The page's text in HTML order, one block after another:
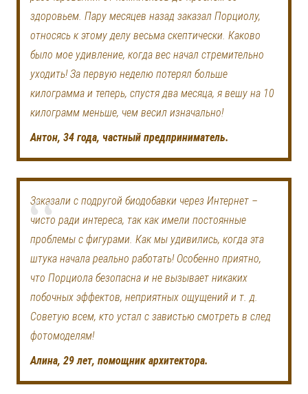
здоровьем. Пару месяцев назад заказал Порциолу,
относясь к этому делу весьма скептически. Каково
было мое удивление, когда вес начал стремительно
уходить! За первую неделю потерял больше
килограмма и теперь, спустя два месяца, я вешу на 10
килограмм меньше, чем весил изначально!
Антон, 34 года, частный предприниматель.
Заказали с подругой биодобавки через Интернет –
чисто ради интереса, так как имели постоянные
проблемы с фигурами. Как мы удивились, когда эта
штука начала реально работать! Особенно приятно,
что Порциола безопасна и не вызывает никаких
побочных эффектов, неприятных ощущений и т. д.
Советую всем, кто устал с завистью смотреть в след
фотомоделям!
Алина, 29 лет, помощник архитектора.